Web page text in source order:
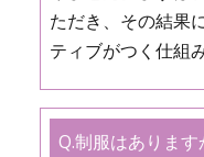
ただき、その結果
ティブがつく仕組
Q.制服はありま